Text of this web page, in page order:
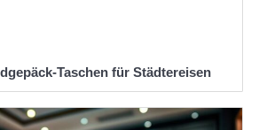
Taschen für Städtereisen